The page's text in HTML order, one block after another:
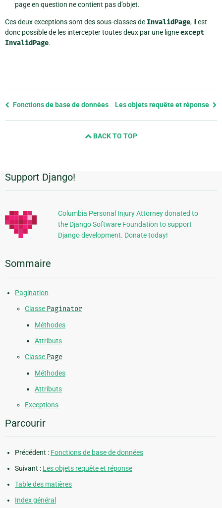
page en question ne contient pas d’objet.
Ces deux exceptions sont des sous-classes de InvalidPage, il est
donc possible de les intercepter toutes deux par une ligneexcept
InvalidPage.
Previous
Fonctions de base de données Les objets requête et réponse
BACK TO TOP
Informations
supplémentaires
Support Django!
Columbia Personal Injury Attorney donated to
the Django Software Foundation to support
Django development. Donate today!
Sommaire
Pagination
Classe Paginator
Méthodes
Attributs
Classe Page
Méthodes
Attributs
Exceptions
Parcourir
Précédent : Fonctions de base de données
Suivant : Les objets requête et réponse
Table des matières
Index général